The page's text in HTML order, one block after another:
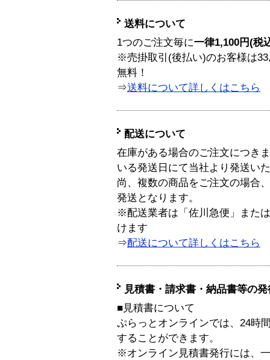
送料について
1つのご注文毎に一律1,100円(税
※売掛取引(後払い)のお客様は
無料！
⇒送料について詳しくはこちら
配送について
在庫がある場合のご注文につき
いる発送日にて当社より発送い
尚、複数の商品をご注文の場合
発送となります。
※配送業者は「佐川急便」また
けます
⇒配送について詳しくはこちら
見積書・請求書・納品書等の
■見積書について
ぷらっとオンラインでは、24時
することができます。
※オンライン見積書発行には、